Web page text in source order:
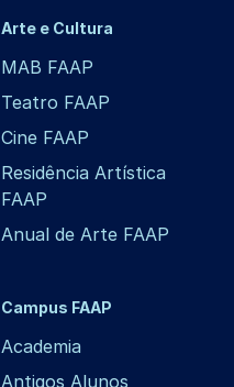
Arte e Cultura
MAB FAAP
Teatro FAAP
Cine FAAP
Residência Artística
FAAP
Anual de Arte FAAP
Campus FAAP
Academia
Antigos Alunos